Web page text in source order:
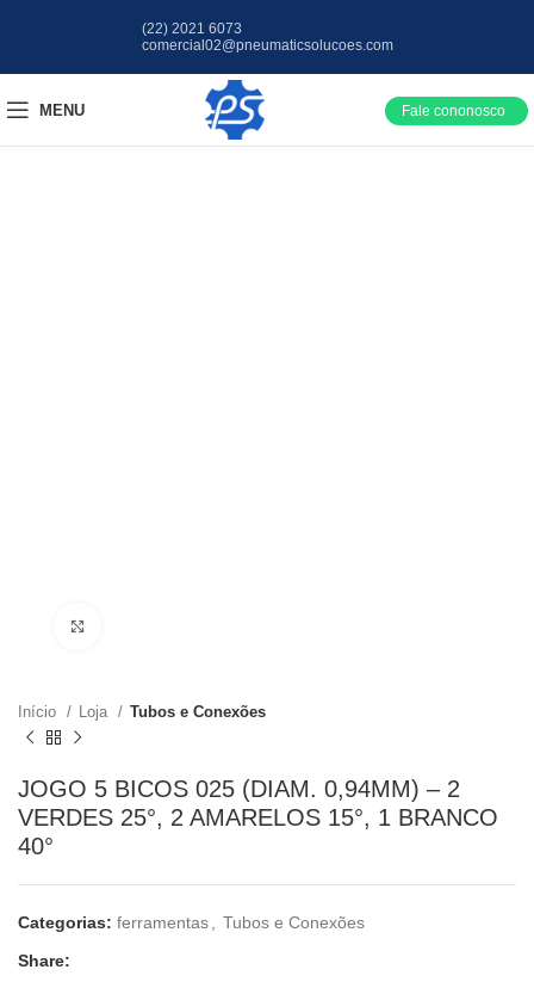
(22) 2021 6073
comercial02@pneumaticsolucoes.com
MENU Fale cononosco
Início Loja Tubos e Conexões
JOGO 5 BICOS 025 (DIAM. 0,94MM) – 2
VERDES 25°, 2 AMARELOS 15°, 1 BRANCO
40°
Categorias: ferramentas
Tubos e Conexões
Share: